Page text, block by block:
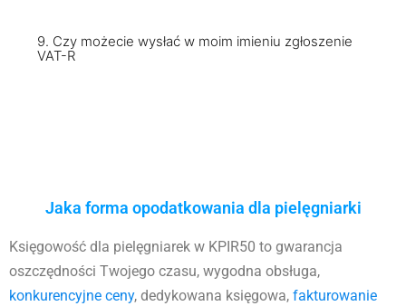
9. Czy możecie wysłać w moim imieniu zgłoszenie
VAT-R
Jaka forma opodatkowania dla pielęgniarki
Księgowość dla pielęgniarek w KPIR50 to gwarancja
oszczędności Twojego czasu, wygodna obsługa,
konkurencyjne ceny, dedykowana księgowa, fakturowanie